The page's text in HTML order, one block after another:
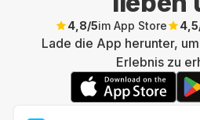
4,8/5im App Store 4,5
Lade die App herunter,
Erlebnis zu